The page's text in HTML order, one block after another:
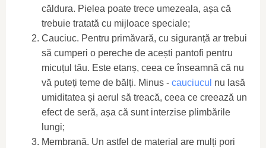
căldura. Pielea poate trece umezeala, așa că
trebuie tratată cu mijloace speciale;
Cauciuc. Pentru primăvară, cu siguranță ar trebui
să cumperi o pereche de acești pantofi pentru
micuțul tău. Este etanș, ceea ce înseamnă că nu
vă puteți teme de bălți. Minus - cauciucul nu lasă
umiditatea și aerul să treacă, ceea ce creează un
efect de seră, așa că sunt interzise plimbările
lungi;
Membrană. Un astfel de material are mulți pori